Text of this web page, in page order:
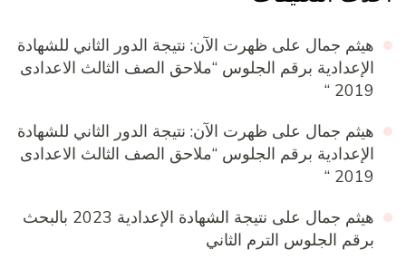
هيثم جمال على ظهرت الآن: نتيجة الدور الثاني للشهادة
الإعدادية برقم الجلوس “ملاحق الصف الثالث الاعدادى
2019 “
هيثم جمال على ظهرت الآن: نتيجة الدور الثاني للشهادة
الإعدادية برقم الجلوس “ملاحق الصف الثالث الاعدادى
2019 “
هيثم جمال على
نتيجة الشهادة الإعدادية 2023 بالبحث
برقم الجلوس الترم الثاني